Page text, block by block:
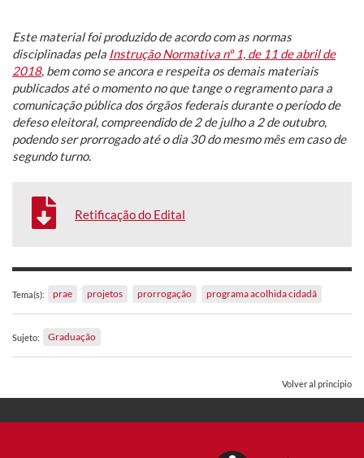
Este material foi produzido de acordo com as normas
disciplinadas pela Instrução Normativa nº 1, de 11 de abril de
2018, bem como se ancora e respeita os demais materiais
publicados até o momento no que tange o regramento para a
comunicação pública dos órgãos federais durante o período de
defeso eleitoral, compreendido de 2 de julho a 2 de outubro,
podendo ser prorrogado até o dia 30 do mesmo mês em caso de
segundo turno.
Retificação do Edital
Tema(s): prae projetos prorrogação programa acolhida cidadã
Sujeto: Graduação
Volver al principio